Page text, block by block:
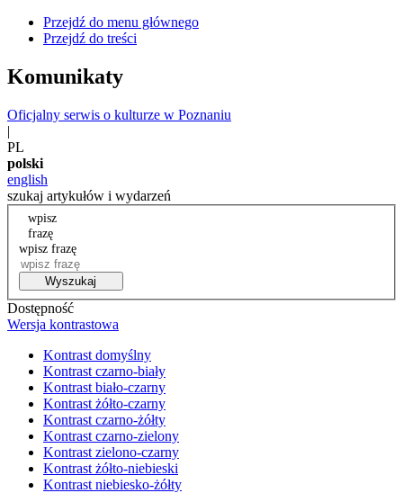
Przejdź do menu głównego
Przejdź do treści
Komunikaty
Oficjalny serwis o kulturze w Poznaniu
|
PL
polski
english
szukaj artykułów i wydarzeń
wpisz
frazę
wpisz frazę
Wyszukaj
Dostępność
Wersja kontrastowa
Kontrast domyślny
Kontrast czarno-biały
Kontrast biało-czarny
Kontrast żółto-czarny
Kontrast czarno-żółty
Kontrast czarno-zielony
Kontrast zielono-czarny
Kontrast żółto-niebieski
Kontrast niebiesko-żółty